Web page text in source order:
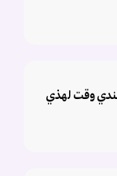
وقت لهذي